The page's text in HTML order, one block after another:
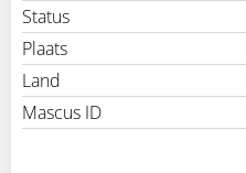
Status
Plaats
Land
Mascus ID